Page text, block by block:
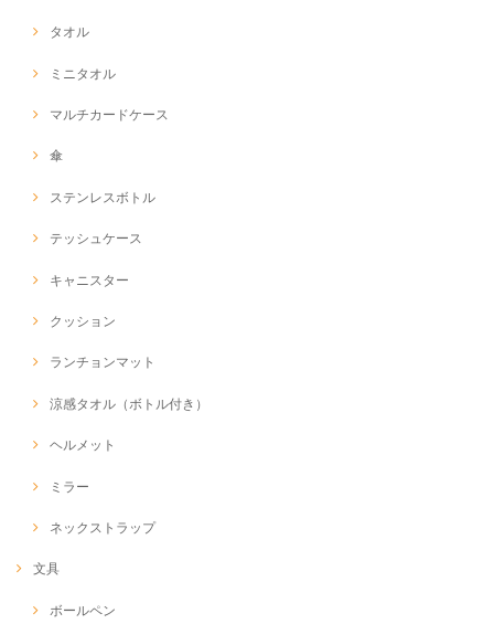
タオル
ミニタオル
マルチカードケース
傘
ステンレスボトル
テッシュケース
キャニスター
クッション
ランチョンマット
涼感タオル（ボトル付き）
ヘルメット
ミラー
ネックストラップ
文具
ボールペン